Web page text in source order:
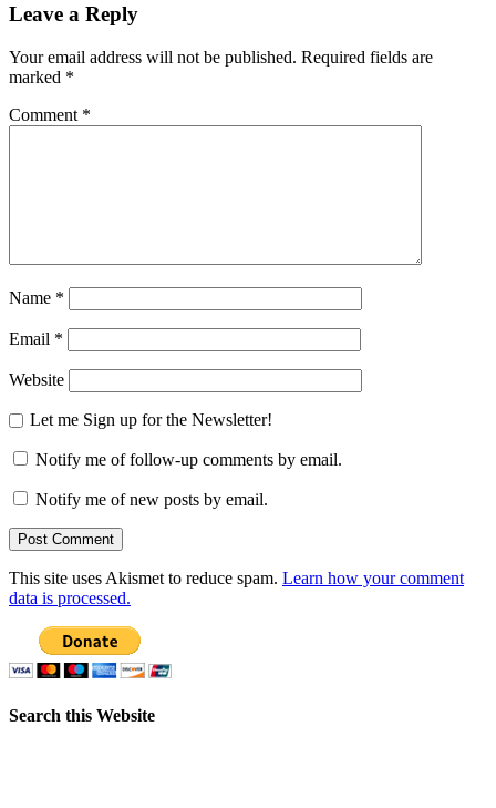
Leave a Reply
Your email address will not be published. Required fields are
marked *
Comment *
Name *
Email *
Website
Let me Sign up for the Newsletter!
Notify me of follow-up comments by email.
Notify me of new posts by email.
This site uses Akismet to reduce spam. Learn how your comment
data is processed.
Search this Website